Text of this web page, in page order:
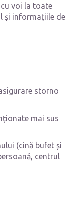
voi la toate
și informațiile de
storno
mai sus
(cină bufet și
centrul